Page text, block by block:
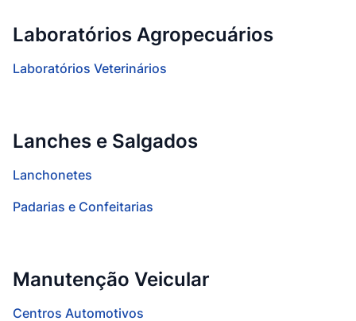
Laboratórios Agropecuários
Laboratórios Veterinários
Lanches e Salgados
Lanchonetes
Padarias e Confeitarias
Manutenção Veicular
Centros Automotivos